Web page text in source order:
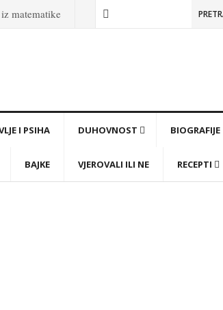
matematike
I PSIHA DUHOVNOST BIOGRAFIJE
BAJKE VJEROVALI ILI NE RECEPTI